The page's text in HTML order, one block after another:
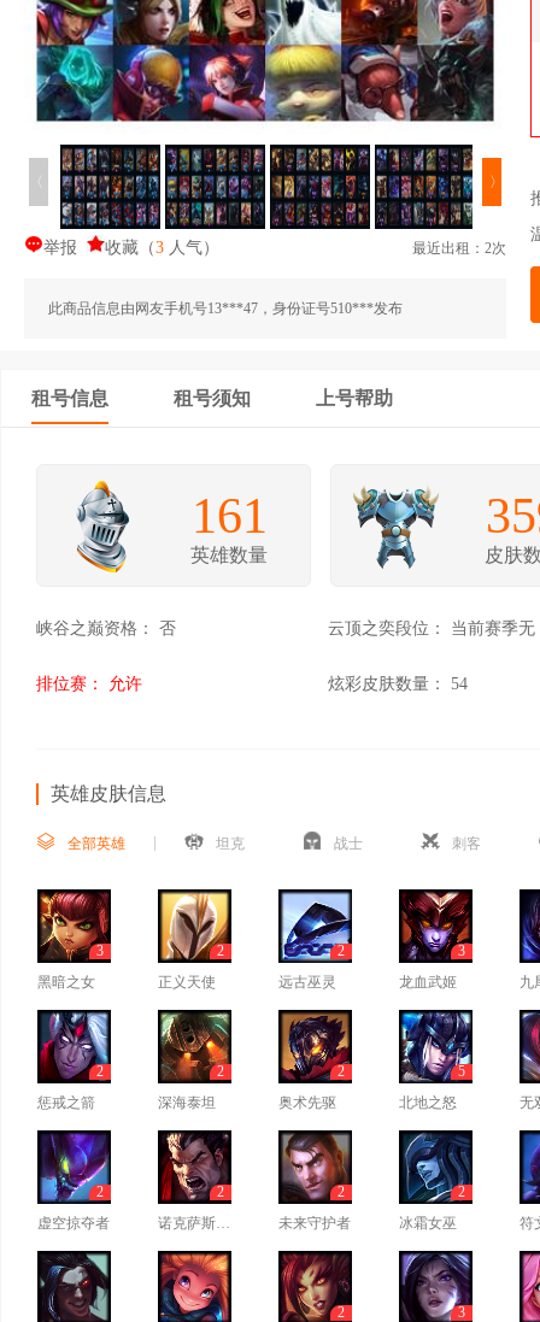
〈 〉
举报 收藏 （3 人气） 最近出租：2次
此商品信息由网友手机号13***47，身份证号510***发布
租号信息 租号须知 上号帮助
161
英雄数量 皮肤
峡谷之巅资格： 否 云顶之奕段位： 当前赛季无
排位赛： 允许 炫彩皮肤数量： 54
英雄皮肤信息
全部英雄 坦克 战士 刺客
黑暗之女
3
正义天使
2
远古巫灵
2
龙血武姬
3
九
惩戒之箭
2
深海泰坦
2
奥术先驱
2
北地之怒
5
无
虚空掠夺者
2
诺克萨斯之手
2
未来守护者
2
冰霜女巫
2
符
2
3